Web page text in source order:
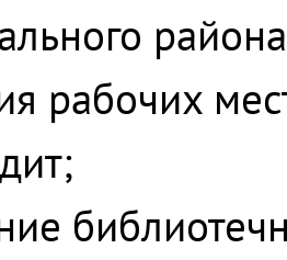
рабочих